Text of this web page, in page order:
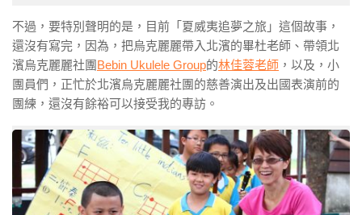
不過，要特別聲明的是，目前「夏威夷追夢之旅」這個故事，
還沒有寫完，因為，把烏克麗麗帶入北濱的畢杜老師、帶領北
濱烏克麗麗社團Bebin Ukulele Group的林佳蓉老師 ，以及，小
團員們，正忙於北濱烏克麗麗社團的慈善演出及出國表演前的
團練，還沒有餘裕可以接受我的專訪。